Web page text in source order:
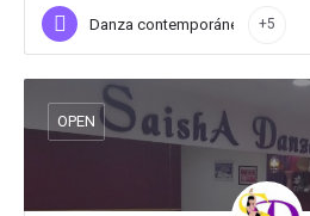
Danza contemporánea +5
OPEN